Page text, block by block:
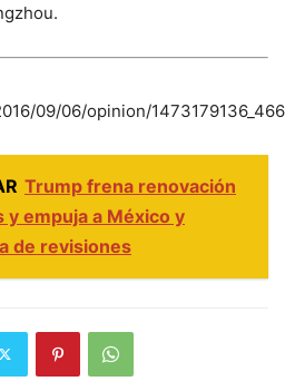
09/06/opinion/
Trump frena renovación
y empuja a México y
de revisiones